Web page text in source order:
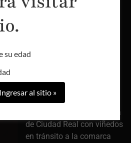
LIGADA AL
ANTEPASADOS
Verum se encuentra
en Tomelloso
En el vértice de la provincia
de Ciudad Real con viñedos
en tránsito a la comarca
su edad